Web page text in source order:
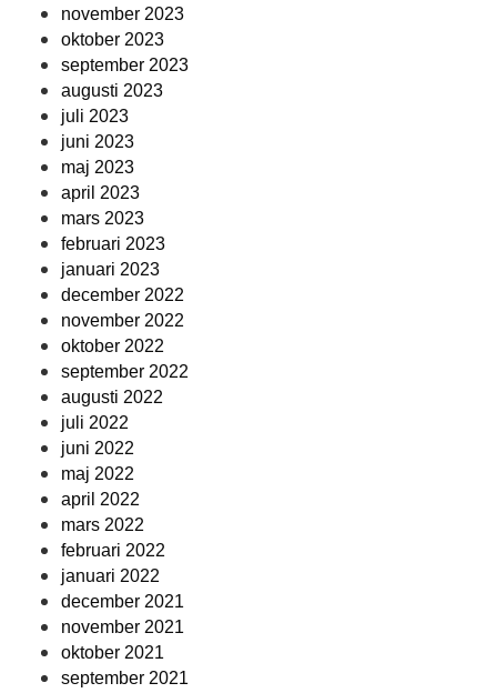
november 2023
oktober 2023
september 2023
augusti 2023
juli 2023
juni 2023
maj 2023
april 2023
mars 2023
februari 2023
januari 2023
december 2022
november 2022
oktober 2022
september 2022
augusti 2022
juli 2022
juni 2022
maj 2022
april 2022
mars 2022
februari 2022
januari 2022
december 2021
november 2021
oktober 2021
september 2021